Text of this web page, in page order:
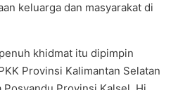
keluarga dan masyarakat di
khidmat itu dipimpin
Provinsi Kalimantan Selatan